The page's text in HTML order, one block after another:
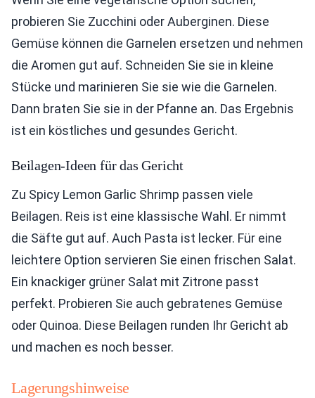
probieren Sie Zucchini oder Auberginen. Diese
Gemüse können die Garnelen ersetzen und nehmen
die Aromen gut auf. Schneiden Sie sie in kleine
Stücke und marinieren Sie sie wie die Garnelen.
Dann braten Sie sie in der Pfanne an. Das Ergebnis
ist ein köstliches und gesundes Gericht.
Beilagen-Ideen für das Gericht
Zu Spicy Lemon Garlic Shrimp passen viele
Beilagen. Reis ist eine klassische Wahl. Er nimmt
die Säfte gut auf. Auch Pasta ist lecker. Für eine
leichtere Option servieren Sie einen frischen Salat.
Ein knackiger grüner Salat mit Zitrone passt
perfekt. Probieren Sie auch gebratenes Gemüse
oder Quinoa. Diese Beilagen runden Ihr Gericht ab
und machen es noch besser.
Lagerungshinweise